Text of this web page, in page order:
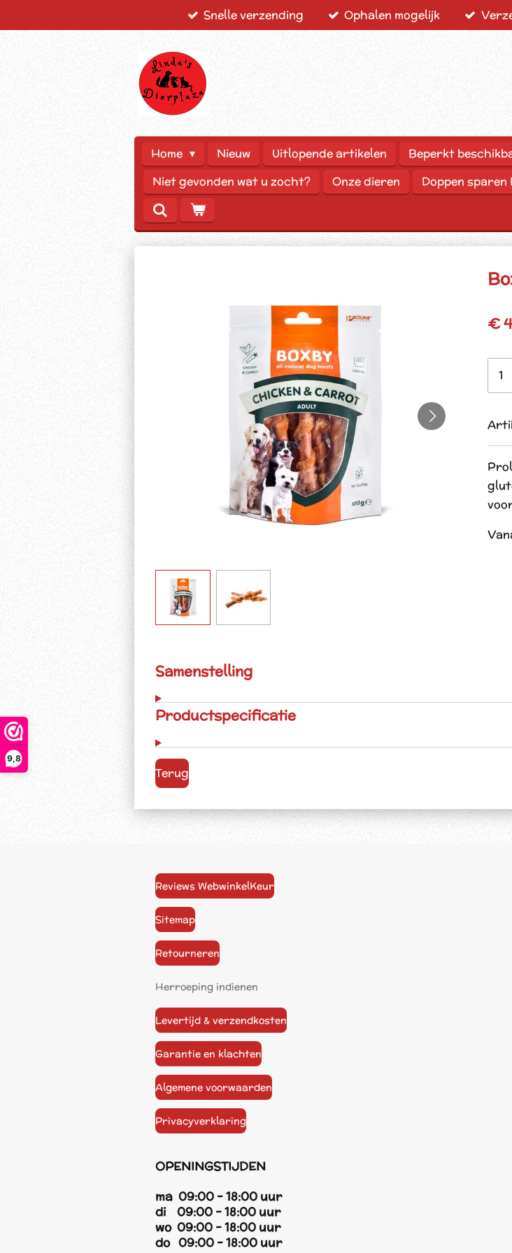
9,8
Snelle verzending Ophalen mogelijk
Home Nieuw Uitlopende artikelen Beperkt
Niet gevonden wat u zocht?
Onze dieren Doppen sparen
€
Samenstelling
Productspecificatie
Terug
Reviews WebwinkelKeur
Sitemap
Retourneren
Herroeping indienen
Levertijd & verzendkosten
Garantie en klachten
Algemene voorwaarden
Privacyverklaring
OPENINGSTIJDEN
ma 09:00 - 18:00 uur
di 09:00 - 18:00 uur
wo 09:00 - 18:00 uur
do 09:00 - 18:00 uur